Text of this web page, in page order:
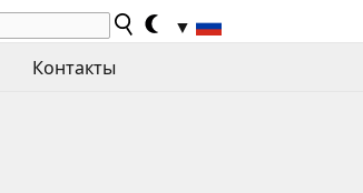
▼
Контакты